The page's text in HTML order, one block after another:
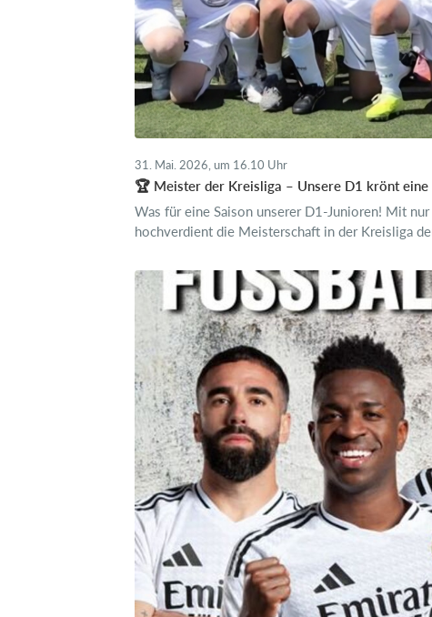
31. Mai. 2026, um 16.10 Uhr
🏆 Meister der Kreisliga – Unsere D1 krönt eine
Was für eine Saison unserer D1-Junioren! Mit
hochverdient die Meisterschaft in der Kreisliga